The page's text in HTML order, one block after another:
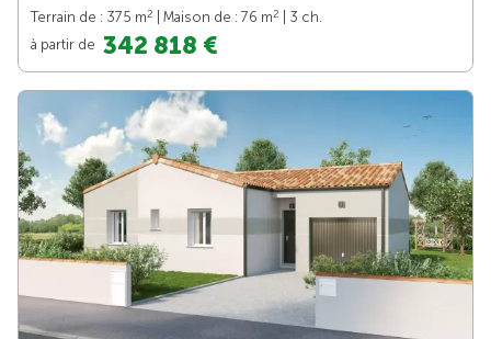
Terrain de : 375 m2 | Maison de : 76 m2
| 3 ch.
à partir de 342 818 €